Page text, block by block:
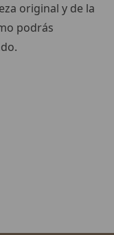
original y de la
podrás